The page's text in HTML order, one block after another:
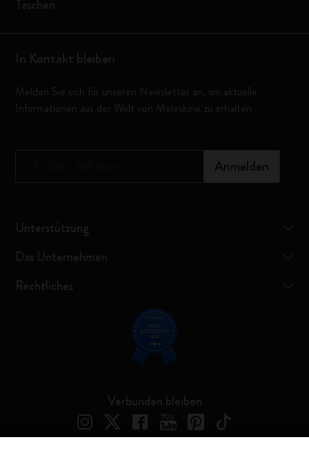
Taschen
In Kontakt bleiben
Melden Sie sich für unseren Newsletter an, um aktuelle
Informationen aus der Welt von Moleskine zu erhalten
Anmelden
Unterstützung
Das Unternehmen
Rechtliches
Verbunden bleiben